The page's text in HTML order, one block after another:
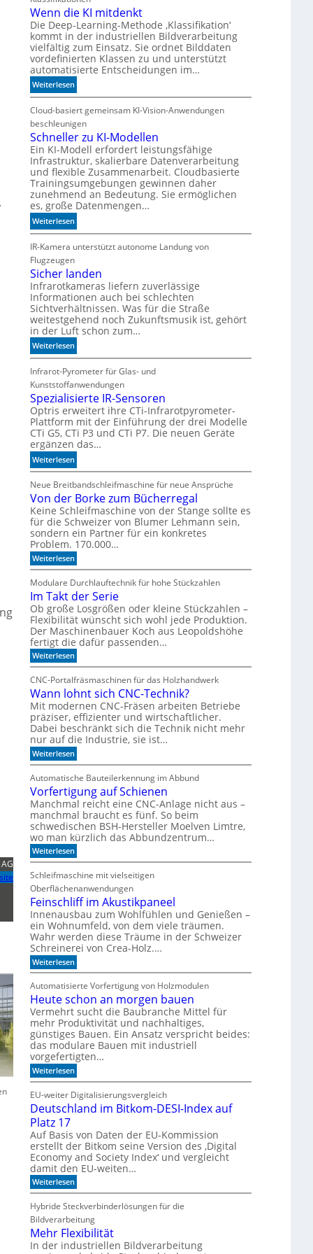
Wenn die KI mitdenkt
Die Deep-Learning-Methode ‚Klassifikation‘
kommt in der industriellen Bildverarbeitung
vielfältig zum Einsatz. Sie ordnet Bilddaten
vordefinierten Klassen zu und unterstützt
automatisierte Entscheidungen im…
Weiterlesen:
W
e
n
n
d
i
e
K
I
m
i
t
d
e
n
k
t
Cloud-basiert gemeinsam KI-Vision-Anwendungen
beschleunigen
Schneller zu KI-Modellen
Ein KI-Modell erfordert leistungsfähige
Infrastruktur, skalierbare Datenverarbeitung
und flexible Zusammenarbeit. Cloudbasierte
Trainingsumgebungen gewinnen daher
zunehmend an Bedeutung. Sie ermöglichen
es, große Datenmengen…
Weiterlesen:
S
c
h
n
e
l
l
e
r
z
u
K
I
-
M
o
d
e
l
l
e
n
IR-Kamera unterstützt autonome Landung von
Flugzeugen
Sicher landen
Infrarotkameras liefern zuverlässige
Informationen auch bei schlechten
Sichtverhältnissen. Was für die Straße
weitestgehend noch Zukunftsmusik ist, gehört
in der Luft schon zum…
Weiterlesen:
S
i
c
h
e
r
l
a
n
d
e
n
Infrarot-Pyrometer für Glas- und
Kunststoffanwendungen
Spezialisierte IR-Sensoren
Optris erweitert ihre CTi-Infrarotpyrometer-
Plattform mit der Einführung der drei Modelle
CTi G5, CTi P3 und CTi P7. Die neuen Geräte
ergänzen das…
Weiterlesen:
S
p
e
z
i
a
l
i
s
i
e
t
e
I
R
S
e
n
s
o
r
e
n
Neue Breitbandschleifmaschine für neue Ansprüche
Von der Borke zum Bücherregal
Keine Schleifmaschine von der Stange sollte es
für die Schweizer von Blumer Lehmann sein,
sondern ein Partner für ein konkretes
Problem. 170.000…
Weiterlesen:
V
n
d
e
r
B
o
r
k
e
z
u
m
B
ü
c
h
e
r
r
e
g
a
l
Modulare Durchlauftechnik für hohe Stückzahlen
Im Takt der Serie
Ob große Losgrößen oder kleine Stückzahlen –
Flexibilität wünscht sich wohl jede Produktion.
Der Maschinenbauer Koch aus Leopoldshöhe
fertigt die dafür passenden…
Weiterlesen:
I
m
T
a
k
t
d
e
r
S
e
r
i
e
CNC-Portalfräsmaschinen für das Holzhandwerk
Wann lohnt sich CNC-Technik?
Mit modernen CNC-Fräsen arbeiten Betriebe
präziser, effizienter und wirtschaftlicher.
Dabei beschränkt sich die Technik nicht mehr
nur auf die Industrie, sie ist…
Weiterlesen:
W
n
n
l
o
h
n
t
s
i
c
h
C
N
C
-
T
e
c
h
n
k
?
Automatische Bauteilerkennung im Abbund
Vorfertigung auf Schienen
Manchmal reicht eine CNC-Anlage nicht aus –
manchmal braucht es fünf. So beim
schwedischen BSH-Hersteller Moelven Limtre,
wo man kürzlich das Abbundzentrum…
Weiterlesen:
V
o
r
f
e
r
t
i
g
u
n
g
u
f
S
c
h
i
e
n
e
n
Schleifmaschine mit vielseitigen
Oberflächenanwendungen
Feinschliff im Akustikpaneel
Innenausbau zum Wohlfühlen und Genießen –
ein Wohnumfeld, von dem viele träumen.
Wahr werden diese Träume in der Schweizer
Schreinerei von Crea-Holz.…
Weiterlesen:
F
i
n
s
c
h
l
i
f
f
i
A
k
t
i
k
p
a
n
e
e
l
Automatisierte Vorfertigung von Holzmodulen
Heute schon an morgen bauen
Vermehrt sucht die Baubranche Mittel für
mehr Produktivität und nachhaltiges,
günstiges Bauen. Ein Ansatz verspricht beides:
das modulare Bauen mit industriell
vorgefertigten…
Weiterlesen:
H
u
t
c
h
o
n
a
n
m
o
r
e
n
EU-weiter Digitalisierungsvergleich
Deutschland im Bitkom-DESI-Index auf
Platz 17
Auf Basis von Daten der EU-Kommission
erstellt der Bitkom seine Version des ‚Digital
Economy and Society Index‘ und vergleicht
damit den EU-weiten…
Weiterlesen:
D
u
t
s
c
h
Hybride Steckverbinderlösungen für die
Bildverarbeitung
Mehr Flexibilität
In der industriellen Bildverarbeitung